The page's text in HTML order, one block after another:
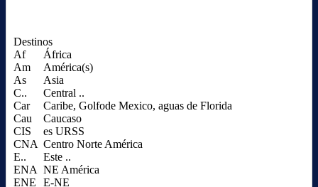
Destinos
Af
África
Am
América(s)
As
Asia
C..
Central ..
Car
Caribe, Golfode Mexico, aguas de Florida
Cau
Caucaso
CIS
es URSS
CNA Centro Norte América
E..
Este ..
ENA NE América
ENE
E-NE